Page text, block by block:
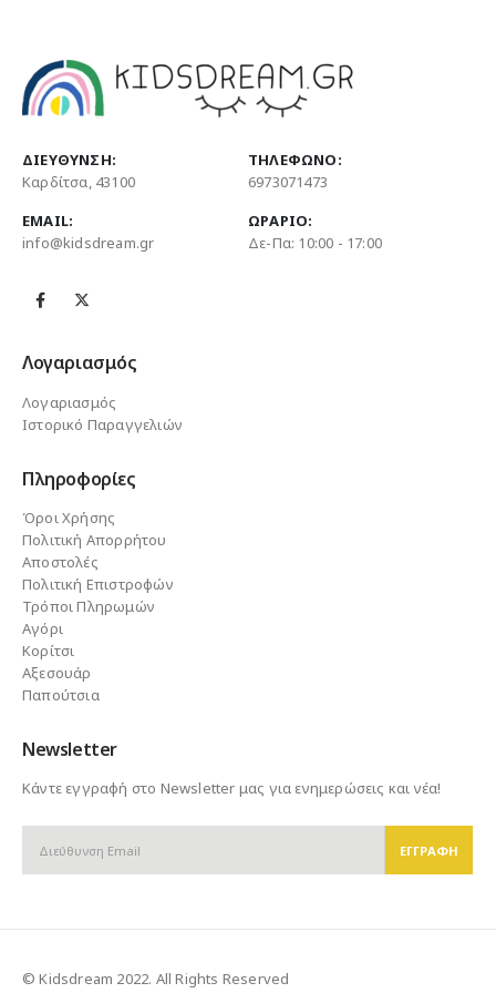
ΔΙΕΎΘΥΝΣΗ:
Καρδίτσα, 43100
ΤΗΛΈΦΩΝΟ:
6973071473
EMAIL:
info@kidsdream.gr
ΩΡΆΡΙΟ:
Δε-Πα: 10:00 - 17:00
Λογαριασμός
Λογαριασμός
Ιστορικό Παραγγελιών
Πληροφορίες
Όροι Χρήσης
Πολιτική Απορρήτου
Αποστολές
Πολιτική Επιστροφών
Τρόποι Πληρωμών
Αγόρι
Κορίτσι
Αξεσουάρ
Παπούτσια
Newsletter
Κάντε εγγραφή στο Newsletter μας για ενημερώσεις και νέα!
© Kidsdream 2022. All Rights Reserved